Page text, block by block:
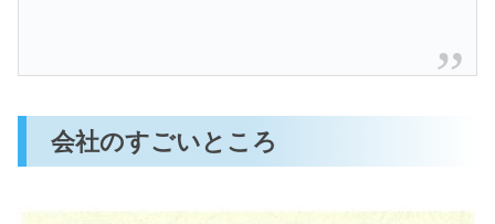
会社のすごいところ